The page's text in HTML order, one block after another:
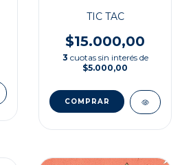
TIC TAC
$15.000,00
3 cuotas sin interés de
$5.000,00